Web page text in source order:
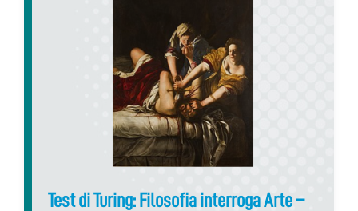
Test di Turing: Filosofia interroga Arte –